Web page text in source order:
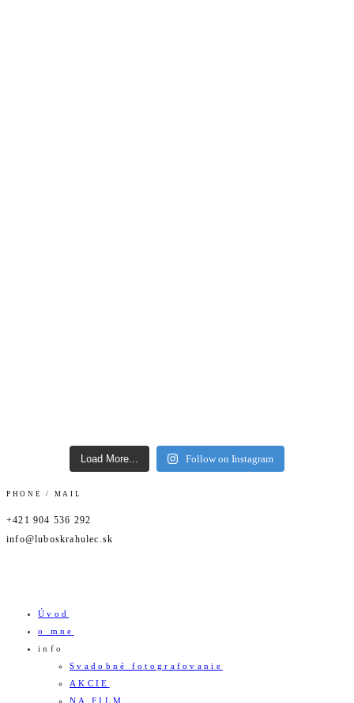
Load More... Follow on Instagram
PHONE / MAIL
+421 904 536 292
info@luboskrahulec.sk
Úvod
o mne
info
Svadobné fotografovanie
AKCIE
NA FILM